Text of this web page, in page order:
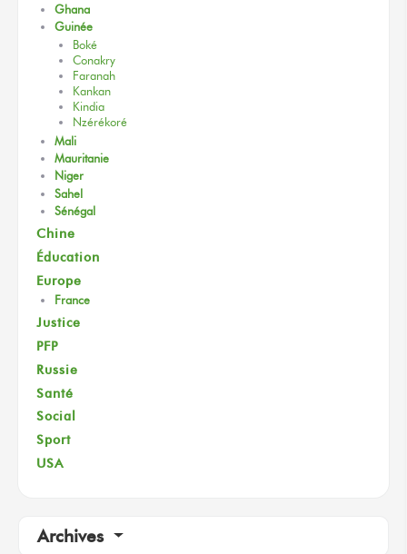
Ghana
Guinée
Boké
Conakry
Faranah
Kankan
Kindia
Nzérékoré
Mali
Mauritanie
Niger
Sahel
Sénégal
Chine
Éducation
Europe
France
Justice
PFP
Russie
Santé
Social
Sport
USA
Archives